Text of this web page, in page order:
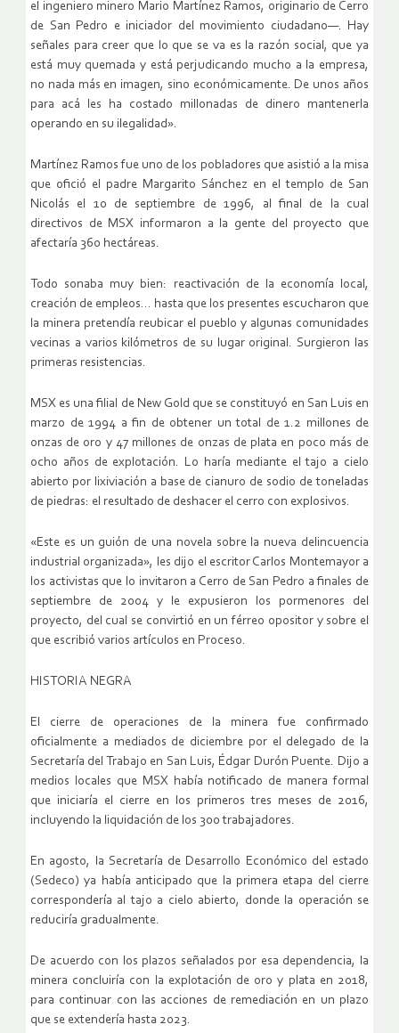
el ingeniero minero Mario Martínez Ramos, originario de Cerro
de San Pedro e iniciador del movimiento ciudadano—. Hay
señales para creer que lo que se va es la razón social, que ya
está muy quemada y está perjudicando mucho a la empresa,
no nada más en imagen, sino económicamente. De unos años
para acá les ha costado millonadas de dinero mantenerla
operando en su ilegalidad».
Martínez Ramos fue uno de los pobladores que asistió a la misa
que ofició el padre Margarito Sánchez en el templo de San
Nicolás el 10 de septiembre de 1996, al final de la cual
directivos de MSX informaron a la gente del proyecto que
afectaría 360 hectáreas.
Todo sonaba muy bien: reactivación de la economía local,
creación de empleos… hasta que los presentes escucharon que
la minera pretendía reubicar el pueblo y algunas comunidades
vecinas a varios kilómetros de su lugar original. Surgieron las
primeras resistencias.
MSX es una filial de New Gold que se constituyó en San Luis en
marzo de 1994 a fin de obtener un total de 1.2 millones de
onzas de oro y 47 millones de onzas de plata en poco más de
ocho años de explotación. Lo haría mediante el tajo a cielo
abierto por lixiviación a base de cianuro de sodio de toneladas
de piedras: el resultado de deshacer el cerro con explosivos.
«Este es un guión de una novela sobre la nueva delincuencia
industrial organizada», les dijo el escritor Carlos Montemayor a
los activistas que lo invitaron a Cerro de San Pedro a finales de
septiembre de 2004 y le expusieron los pormenores del
proyecto, del cual se convirtió en un férreo opositor y sobre el
que escribió varios artículos en Proceso.
HISTORIA NEGRA
El cierre de operaciones de la minera fue confirmado
oficialmente a mediados de diciembre por el delegado de la
Secretaría del Trabajo en San Luis, Édgar Durón Puente. Dijo a
medios locales que MSX había notificado de manera formal
que iniciaría el cierre en los primeros tres meses de 2016,
incluyendo la liquidación de los 300 trabajadores.
En agosto, la Secretaría de Desarrollo Económico del estado
(Sedeco) ya había anticipado que la primera etapa del cierre
correspondería al tajo a cielo abierto, donde la operación se
reduciría gradualmente.
De acuerdo con los plazos señalados por esa dependencia, la
minera concluiría con la explotación de oro y plata en 2018,
para continuar con las acciones de remediación en un plazo
que se extendería hasta 2023.